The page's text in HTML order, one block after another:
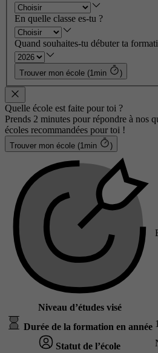
En quelle classe es-tu ?
Quand souhaites-tu débuter ta
Trouver mon école (1min )
Quelle école est faite pour toi ?
Prends 2 minutes pour répondre à nos
écoles recommandées pour toi !
Trouver mon école (1min )
Niveau d’études visé
Durée de la formation en année
Statut de l’école